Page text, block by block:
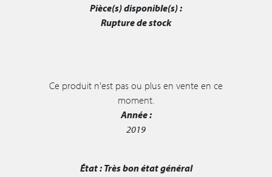
Pièce(s) disponible(s) :
Rupture de stock
Ce produit n'est pas ou plus en vente en ce
moment.
Année :
2019
État : Très bon état général